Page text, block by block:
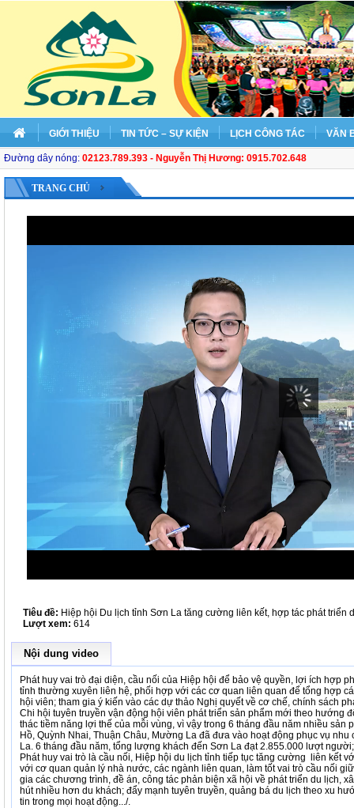
GIỚI THIỆU TIN TỨC – SỰ KIỆN LỊCH CÔNG TÁC VĂN
Đường dây nóng: 02123.789.393 - Nguyễn Thị Hương: 0915.702.648
TRANG CHỦ
Tiêu đề: Hiệp hội Du lịch tỉnh Sơn La tăng cường liên kết, hợp tác phát triển
Lượt xem: 614
Nội dung video
Phát huy vai trò đại diện, cầu nối của Hiệp hội để bảo vệ quyền, lợi ích hợp
tỉnh thường xuyên liên hệ, phối hợp với các cơ quan liên quan để tổng hợp
hội viên; tham gia ý kiến vào các dự thảo Nghị quyết về cơ chế, chính sách
Chi hội tuyên truyền vận động hội viên phát triển sản phẩm mới theo hướng
thác tiềm năng lợi thế của mỗi vùng, vì vậy trong 6 tháng đầu năm nhiều sản
Hồ, Quỳnh Nhai, Thuận Châu, Mường La đã đưa vào hoạt động phục vụ
La. 6 tháng đầu năm, tổng lượng khách đến Sơn La đạt 2.855.000 lượt
Phát huy vai trò là cầu nối, Hiệp hội du lịch tỉnh tiếp tục tăng cường liên kết
với cơ quan quản lý nhà nước, các ngành liên quan, làm tốt vai trò cầu nối
gia các chương trình, đề án, công tác phản biện xã hội về phát triển du lịch,
hút nhiều hơn du khách; đẩy mạnh tuyên truyền, quảng bá du lịch theo xu
tin trong mọi hoạt động.../.